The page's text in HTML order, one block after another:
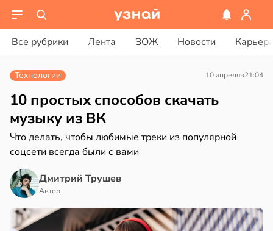
Все рубрики Лента ЗОЖ Новости
в19:49
Технологии 10 апреляв21:04
10 простых способов скачать
музыку из ВК
Что делать, чтобы любимые треки из популярной
соцсети всегда были с вами
Дмитрий Трушев
Автор